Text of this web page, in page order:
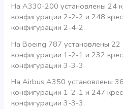
На А330-200 установлены 24
конфигурации 2-2-2 и 248
конфигурации 2-4-2.
На Boeing 787 установлены 22
конфигурации 1-2-1 и 232
конфигурации 3-3-3.
На Airbus A350 установлены
конфигурации 1-2-1 и 247
конфигурации 3-3-3.